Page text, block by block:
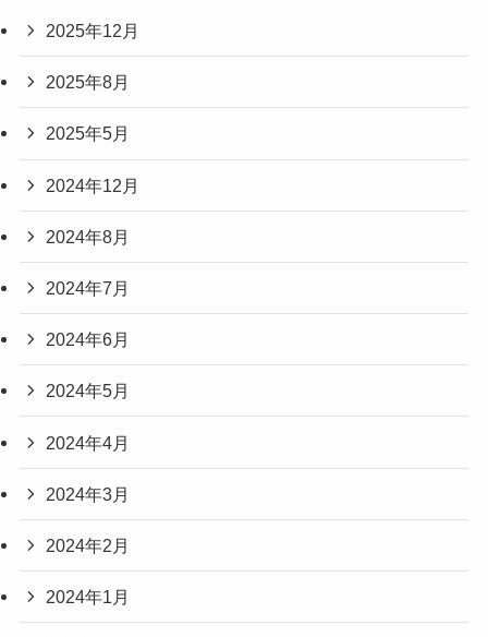
2025年12月
2025年8月
2025年5月
2024年12月
2024年8月
2024年7月
2024年6月
2024年5月
2024年4月
2024年3月
2024年2月
2024年1月